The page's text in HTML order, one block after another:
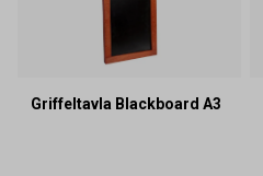
Griffeltavla Blackboard A3